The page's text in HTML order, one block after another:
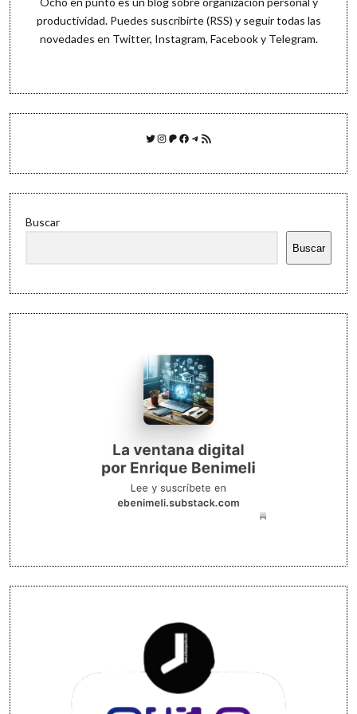
productividad. Puedes suscribirte (RSS) y seguir todas las
novedades en Twitter, Instagram, Facebooky Telegram.
Twitter
Instagram
Patreon
Facebook
Telegram
Feed RSS
Buscar
Buscar